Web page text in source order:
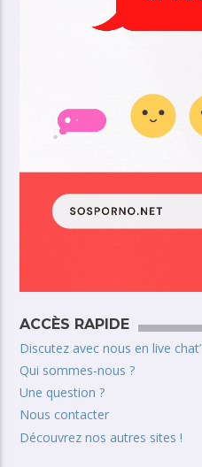
ACCÈS RAPIDE
Discutez avec nous en live chat’
Qui sommes-nous ?
Une question ?
Nous contacter
Découvrez nos autres sites !